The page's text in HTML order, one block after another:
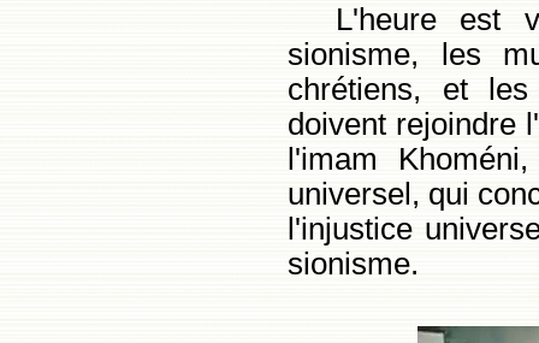
L'heure est
sionisme, les
chrétiens, et
doivent rejoindre
l'imam
universel, qui
l'injustice
sionisme.